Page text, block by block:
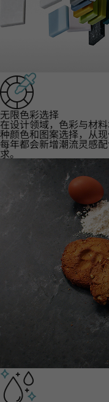
‌无限色彩选择‌
在设计领域，色彩与材
种颜色和图案选择，从
每年都会新增潮流灵感
求。